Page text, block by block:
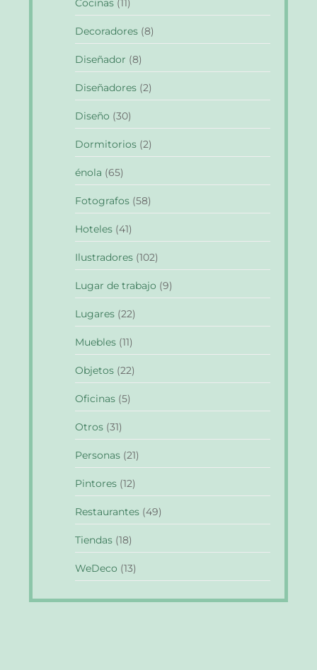
Cocinas (11)
Decoradores (8)
Diseñador (8)
Diseñadores (2)
Diseño (30)
Dormitorios (2)
énola (65)
Fotografos (58)
Hoteles (41)
Ilustradores (102)
Lugar de trabajo (9)
Lugares (22)
Muebles (11)
Objetos (22)
Oficinas (5)
Otros (31)
Personas (21)
Pintores (12)
Restaurantes (49)
Tiendas (18)
WeDeco (13)